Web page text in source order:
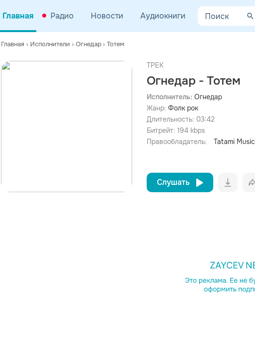
Главная Радио Новости Аудиокниги
Главная › Исполнители › Огнедар › Тотем
ТРЕК
Огнедар - Тотем
Исполнитель: Огнедар
Жанр: Фолк рок
Длительность: 03:42
Битрейт: 194 kbps
Правообладатель:
Tatami Music
Слушать
просмотра рекламы
оформления подписки.
После просмотра Вы сможете скачать 3 файла без
дополнительной рекламы!